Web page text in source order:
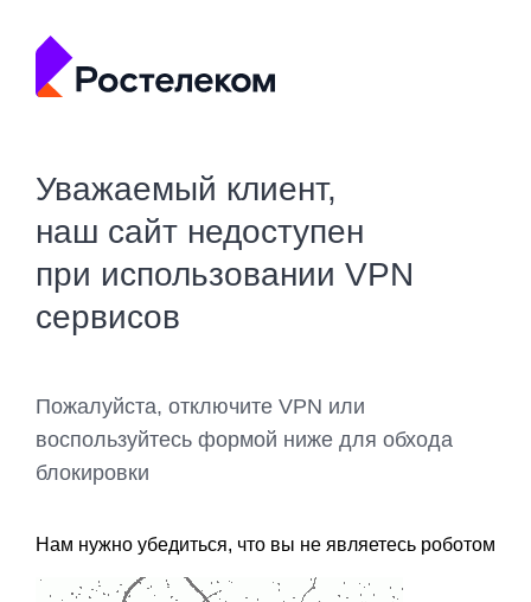
Уважаемый клиент,
наш сайт недоступен
при использовании VPN
сервисов
Пожалуйста, отключите VPN или
воспользуйтесь формой ниже для обхода
блокировки
Нам нужно убедиться, что вы не являетесь роботом